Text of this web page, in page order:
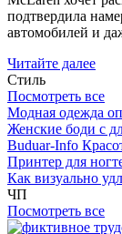
подтвердила
автомобилей и
Читайте далее
Стиль
Посмотреть все
Модная одежда
Женские боди с
Buduar-Info
Принтер для
Как визуально
ЧП
Посмотреть все